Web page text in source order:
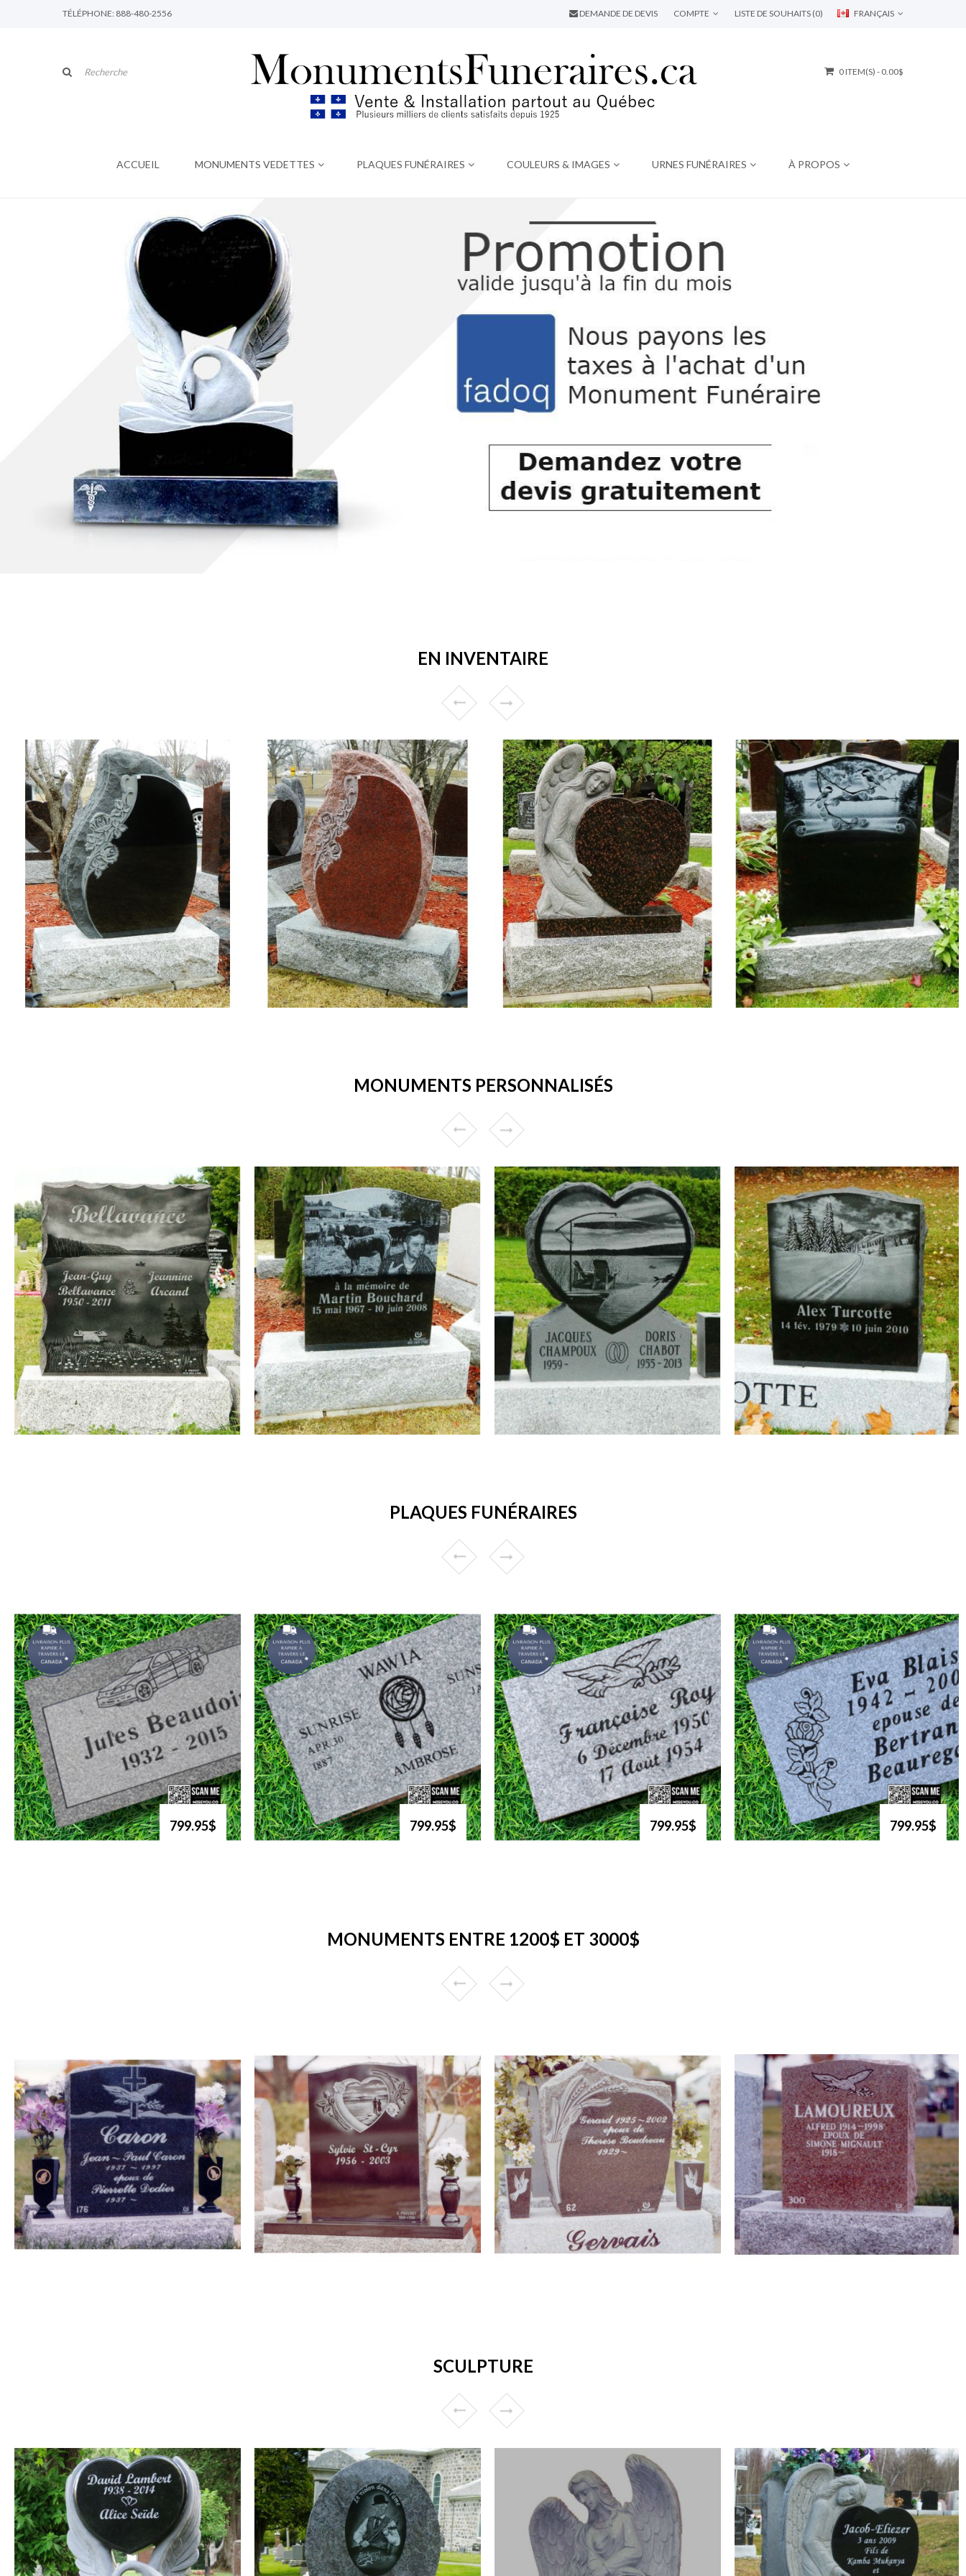
TÉLÉPHONE: 888-480-2556 FRANÇAIS
DEMANDE DE DEVIS COMPTE LISTE DE SOUHAITS (0)
0 ITEM(S) - 0.00$
ACCUEIL MONUMENTS VEDETTES PLAQUES FUNÉRAIRES COULEURS & IMAGES URNES FUNÉRAIRES À PROPOS
EN INVENTAIRE
MONUMENTS PERSONNALISÉS
PLAQUES FUNÉRAIRES
799.95$ 799.95$ 799.95$ 799.95$
MONUMENTS ENTRE 1200$ ET 3000$
SCULPTURE